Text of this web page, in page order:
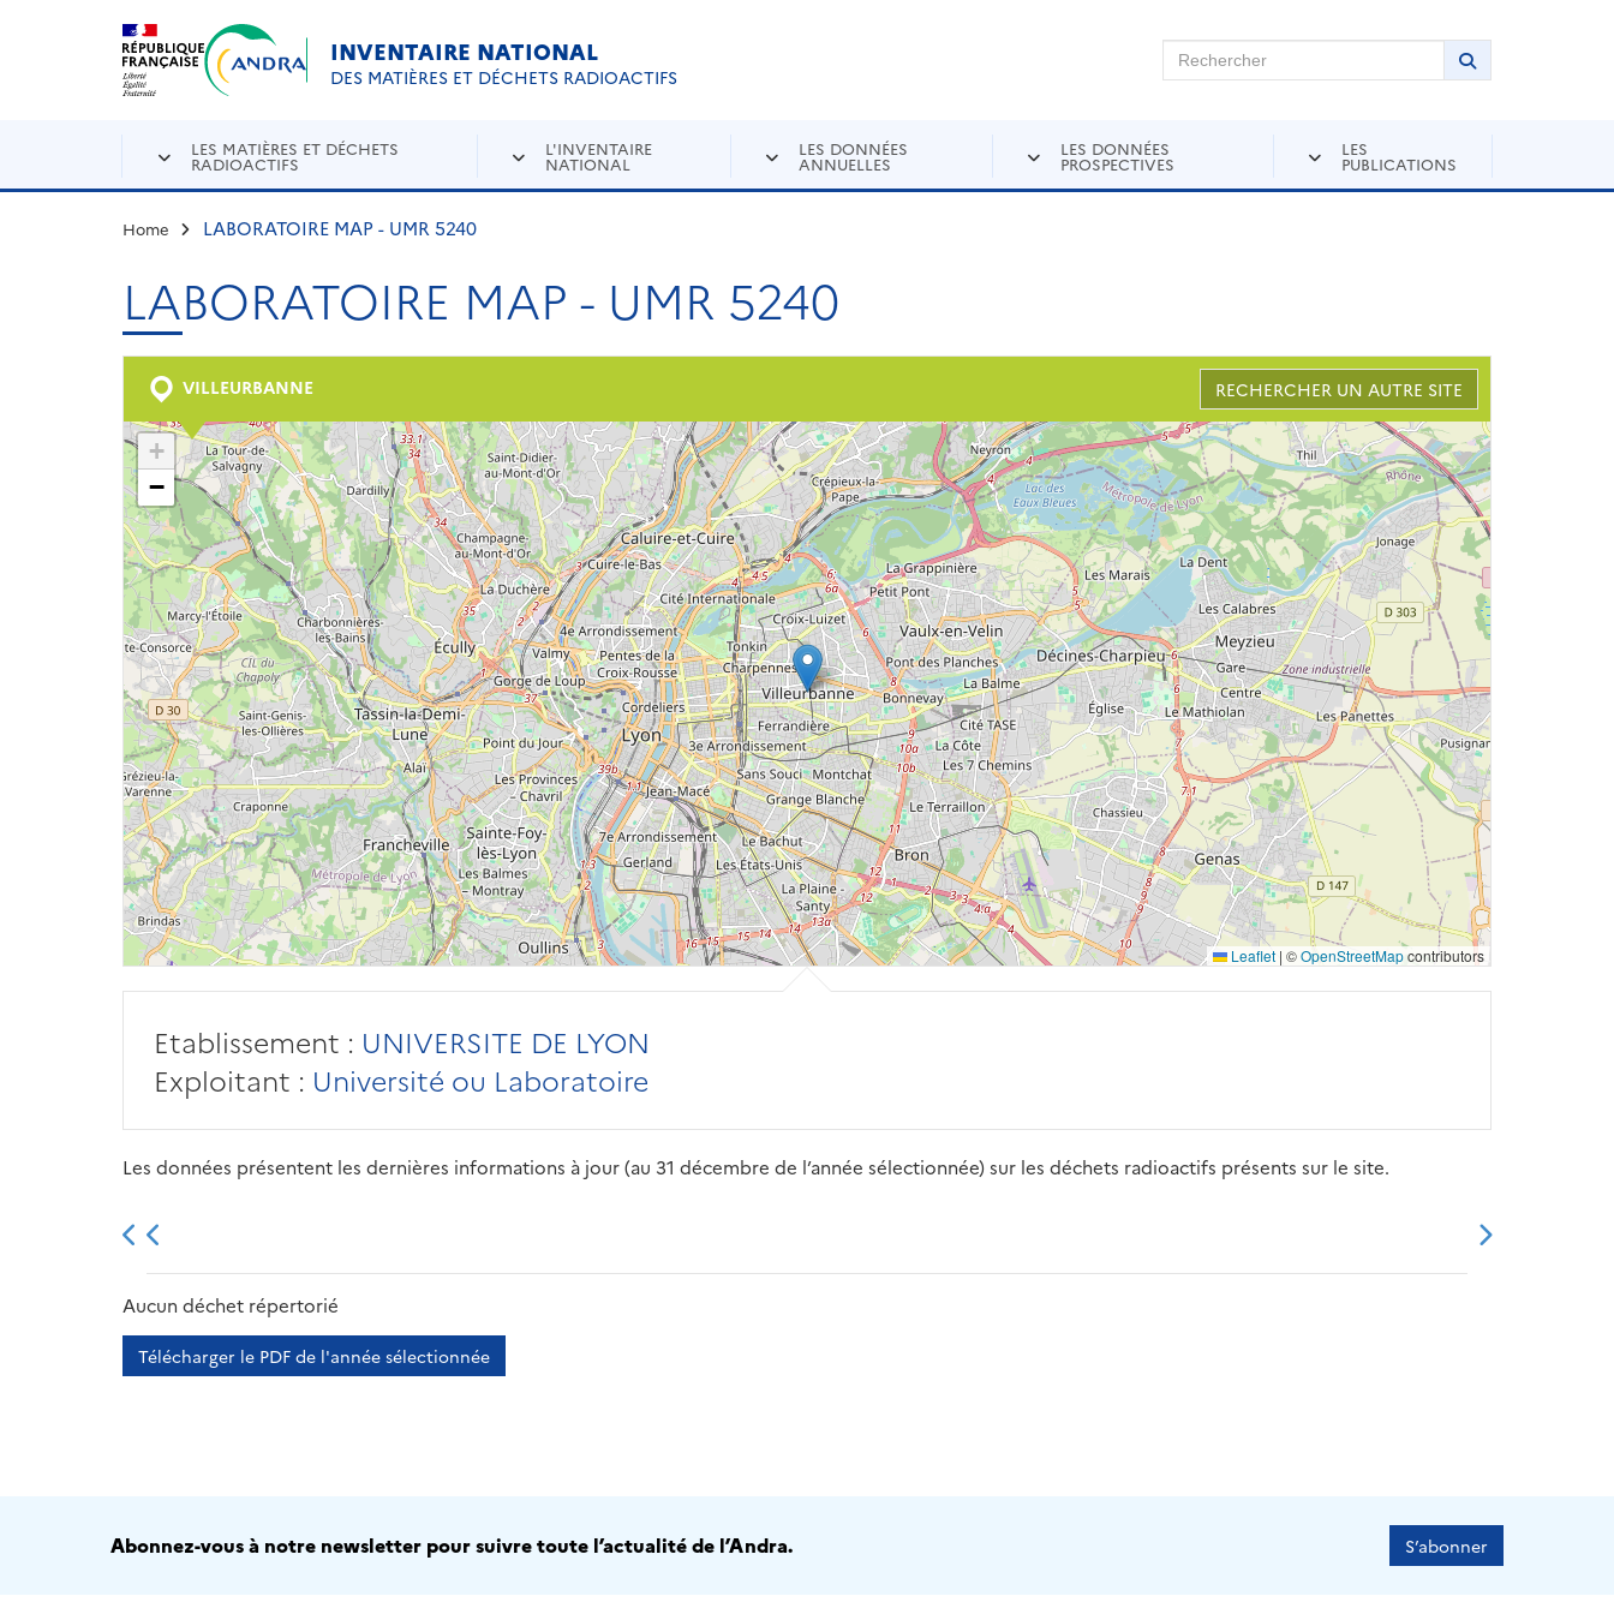
Aller au contenu principal
INVENTAIRE NATIONAL
DES MATIÈRES ET DÉCHETS RADIOACTIFS
Rechercher sur Andra Inventaire Rechercher
Lancer la
LES MATIÈRES ET DÉCHETS
RADIOACTIFS
L'INVENTAIRE
NATIONAL
LES DONNÉES
ANNUELLES
LES DONNÉES
PROSPECTIVES
LES
PUBLICATIONS
Home LABORATOIRE MAP - UMR 5240
LABORATOIRE MAP - UMR 5240
VILLEURBANNE RECHERCHER UN AUTRE SITE
+
−
Leaflet | ©OpenStreetMapcontributors
Etablissement : UNIVERSITE DE LYON
Exploitant : Université ou Laboratoire
Les données présentent les dernières informations à jour (au 31 décembre de l’année sélectionnée) sur les déchets radioactifs présents sur le site.
2013 2014
Aucun déchet répertorié
Télécharger le PDF de l'année sélectionnée
Abonnez-vous à notre newsletter pour suivre toute l’actualité de l’Andra. S’abonner